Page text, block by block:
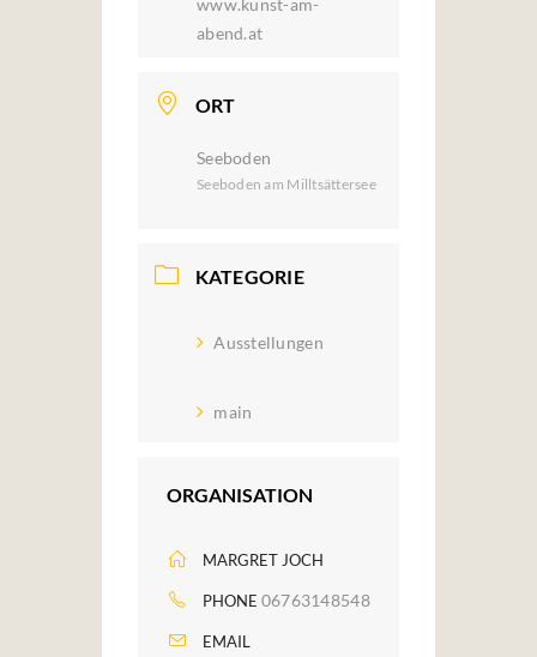
www.kunst-am-
abend.at
ORT
Seeboden
Seeboden am Milltsättersee
KATEGORIE
Ausstellungen
main
ORGANISATION
MARGRET JOCH
PHONE 06763148548
EMAIL